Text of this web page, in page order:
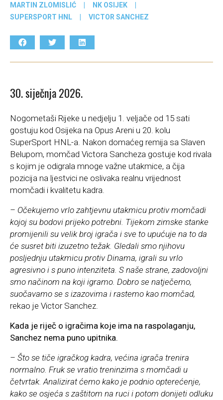
MARTIN ZLOMISLIĆ | NK OSIJEK
|
SUPERSPORT HNL
| VICTOR SANCHEZ
30. siječnja 2026.
Nogometaši Rijeke u nedjelju 1. veljače od 15 sati
gostuju kod Osijeka na Opus Areni u 20. kolu
SuperSport HNL-a. Nakon domaćeg remija sa Slaven
Belupom, momčad Victora Sancheza gostuje kod rivala
s kojim je odigrala mnoge važne utakmice, a čija
pozicija na ljestvici ne oslivaka realnu vrijednost
momčadi i kvalitetu kadra.
– Očekujemo vrlo zahtjevnu utakmicu protiv momčadi
kojoj su bodovi prijeko potrebni. Tijekom zimske stanke
promijenili su velik broj igrača i sve to upućuje na to da
će susret biti izuzetno težak. Gledali smo njihovu
posljednju utakmicu protiv Dinama, igrali su vrlo
agresivno i s puno intenziteta. S naše strane, zadovoljni
smo načinom na koji igramo. Dobro se natječemo,
suočavamo se s izazovima i rastemo kao momčad,
rekao je Victor Sanchez.
Kada je riječ o igračima koje ima na raspolaganju,
Sanchez nema puno upitnika.
– Što se tiče igračkog kadra, većina igrača trenira
normalno. Fruk se vratio treninzima s momčadi u
četvrtak. Analizirat ćemo kako je podnio opterećenje,
kako se osjeća s zaštitom na ruci i potom donijeti odluku